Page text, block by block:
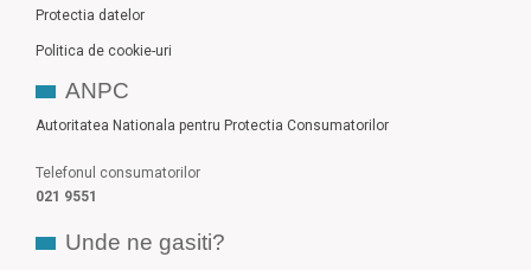
Protectia datelor
Politica de cookie-uri
ANPC
Autoritatea Nationala pentru Protectia Consumatorilor
Telefonul consumatorilor
021 9551
Unde ne gasiti?